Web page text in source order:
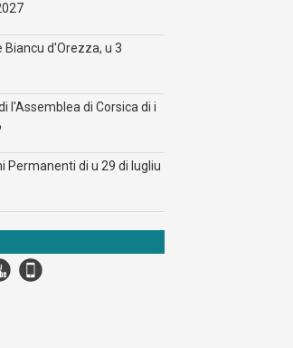
Biancu d'Orezza, u 3
l'Assemblea di Corsica di i
Permanenti di u 29 di lugliu